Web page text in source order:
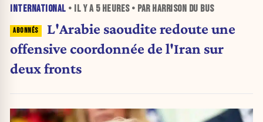
INTERNATIONAL • IL Y A 5 HEURES• PAR HARRISON DU BUS
L'Arabie saoudite redoute une
offensive coordonnée de l'Iran sur
deux fronts